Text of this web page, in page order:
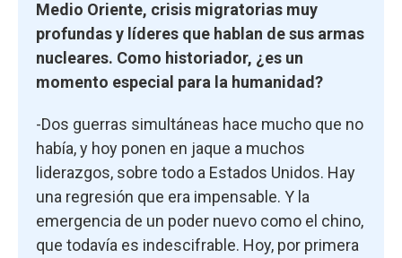
Medio Oriente, crisis migratorias muy
profundas y líderes que hablan de sus armas
nucleares. Como historiador, ¿es un
momento especial para la humanidad?
-Dos guerras simultáneas hace mucho que no
había, y hoy ponen en jaque a muchos
liderazgos, sobre todo a Estados Unidos. Hay
una regresión que era impensable. Y la
emergencia de un poder nuevo como el chino,
que todavía es indescifrable. Hoy, por primera